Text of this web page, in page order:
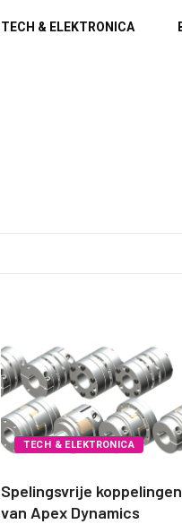
TECH & ELEKTRONICA
TECH & ELEKTRONICA
Spelingsvrije koppelingen
van Apex Dynamics